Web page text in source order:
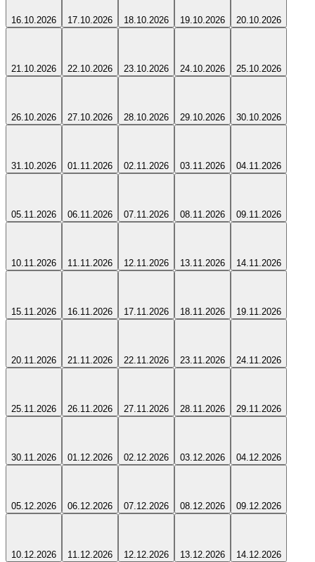
16.10.2026 17.10.2026 18.10.2026 19.10.2026 20.10.2026
21.10.2026 22.10.2026 23.10.2026 24.10.2026 25.10.2026
26.10.2026 27.10.2026 28.10.2026 29.10.2026 30.10.2026
31.10.2026 01.11.2026 02.11.2026 03.11.2026 04.11.2026
05.11.2026 06.11.2026 07.11.2026 08.11.2026 09.11.2026
10.11.2026 11.11.2026 12.11.2026 13.11.2026 14.11.2026
15.11.2026 16.11.2026 17.11.2026 18.11.2026 19.11.2026
20.11.2026 21.11.2026 22.11.2026 23.11.2026 24.11.2026
25.11.2026 26.11.2026 27.11.2026 28.11.2026 29.11.2026
30.11.2026 01.12.2026 02.12.2026 03.12.2026 04.12.2026
05.12.2026 06.12.2026 07.12.2026 08.12.2026 09.12.2026
10.12.2026 11.12.2026 12.12.2026 13.12.2026 14.12.2026